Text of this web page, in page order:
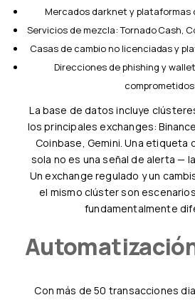
Mercados darknet y
Servicios de mezcla: Tornado Cash,
Casas de cambio no licenciadas y
Direcciones de phishing y wallets de protocolos
comprometidos
La base de datos incluye clústeres de direcciones de
los principales exchanges:
Coinbase, Gemini. Una etiqueta
sola no es una señal de alerta —
Un exchange regulado y un
el mismo clúster son
fundamentalmente
Con más de 50 transacciones diarias, la verificación